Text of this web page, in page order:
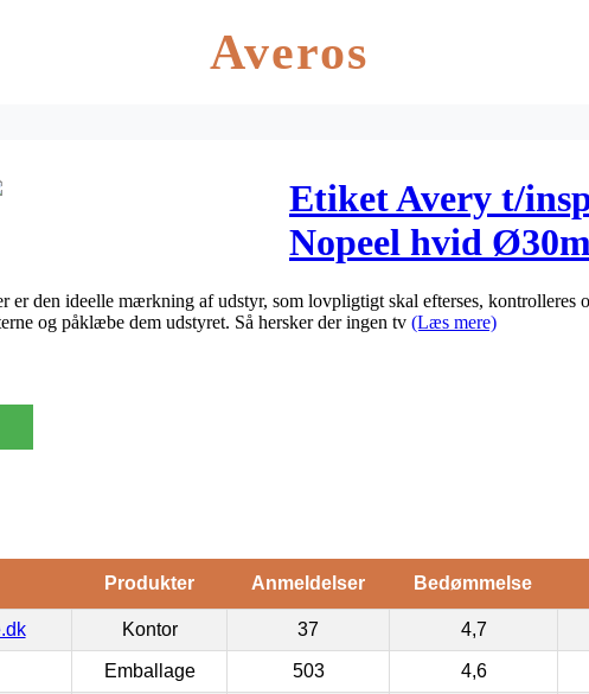
Averos
Etiket Avery t/
Nopeel hvid
er den ideelle mærkning af udstyr, som lovpligtigt skal efterses, kontrolleres
og påklæbe dem udstyret. Så hersker der ingen tv (Læs mere)
Produkter Anmeldelser Bedømmelse
Kontor 37 4,7
Emballage 503 4,6